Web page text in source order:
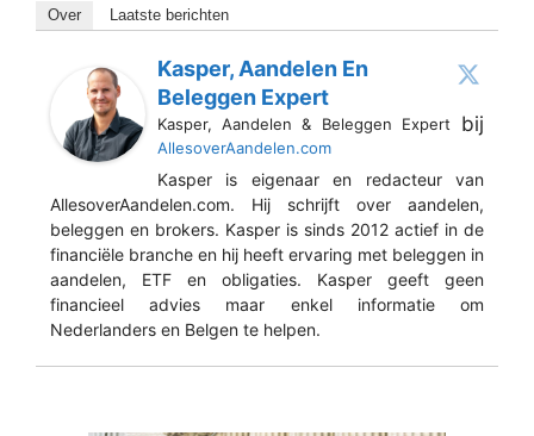
Over Laatste berichten
Kasper, Aandelen En
Beleggen Expert
Kasper, Aandelen & Beleggen Expert bij
AllesoverAandelen.com
Kasper is eigenaar en redacteur van
AllesoverAandelen.com. Hij schrijft over aandelen,
beleggen en brokers. Kasper is sinds 2012 actief in de
financiële branche en hij heeft ervaring met beleggen in
aandelen, ETF en obligaties. Kasper geeft geen
financieel advies maar enkel informatie om
Nederlanders en Belgen te helpen.